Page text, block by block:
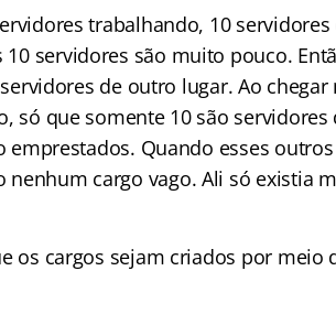
trabalhando, 10
servidores são muito pouco.
de outro lugar. Ao chegar
só que somente 10 são servidores
Quando esses
cargo vago. Ali só existia
os cargos sejam criados por meio